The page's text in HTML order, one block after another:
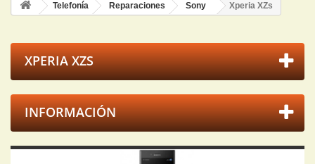
Telefonía Reparaciones Sony Xperia XZs
XPERIA XZS
INFORMACIÓN